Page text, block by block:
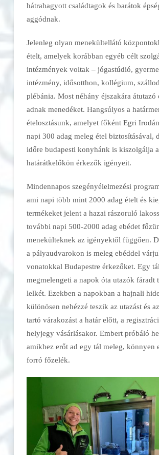
hátrahagyott családtagok és barátok
aggódnak.
Jelenleg olyan menekültellátó
ételt, amelyek korábban egyéb célt
intézmények voltak – jógastúdió,
intézmény, idősotthon, kollégium,
plébánia. Most néhány éjszakára átutazó
adnak menedéket. Hangsúlyos a
ételosztásunk, amelyet főként Egri
napi 300 adag meleg étel biztosításával,
időre budapesti konyhánk is kiszolgálja a
határátkelőkön érkezők igényeit.
Mindennapos szegényélelmezési
ami napi több mint 2000 adag ételt és
termékeket jelent a hazai rászoruló
további napi 500-2000 adag ebédet
menekülteknek az igényektől függően.
a pályaudvarokon is meleg ebéddel
vonatokkal Budapestre érkezőket. Egy
megmelengeti a napok óta utazók fáradt
lelkét. Ezekben a napokban a hajnali
különösen nehézzé teszik az utazást és
tartó várakozást a határ előtt, a
helyjegy vásárlásakor. Embert próbáló
amikhez erőt ad egy tál meleg, könnyen
forró főzelék.